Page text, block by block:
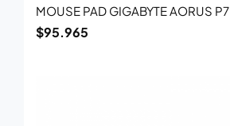
MOUSE PAD GIGABYTE AORUS P7
$95.965